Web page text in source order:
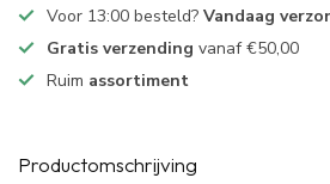
Voor 13:00 besteld? Vandaag
Gratis verzending vanaf €50,00
Ruim assortiment
Productomschrijving